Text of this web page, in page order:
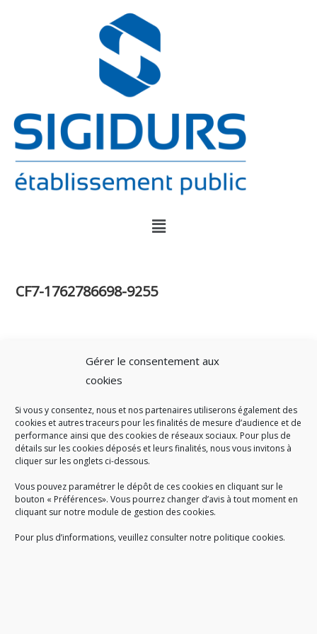
Gérer le consentement aux
cookies
Si vous y consentez, nous et nos partenaires utiliserons également des
cookies et autres traceurs pour les finalités de mesure d’audience et de
performance ainsi que des cookies de réseaux sociaux. Pour plus de
détails sur les cookies déposés et leurs finalités, nous vous invitons à
cliquer sur les onglets ci-dessous.
Vous pouvez paramétrer le dépôt de ces cookies en cliquant sur le
bouton « Préférences». Vous pourrez changer d’avis à tout moment en
cliquant sur notre module de gestion des cookies.
Pour plus d’informations, veuillez consulter notre politique cookies.
CF7-1762786698-9255
A SAVOIR
Créé en 1978, le Sigidurs est un établissement public quiexerce
des missions de service public : la prévention, la collecte et la
valorisation des déchets ménagers et assimilés produits par son
territoire.
Accueil du public :